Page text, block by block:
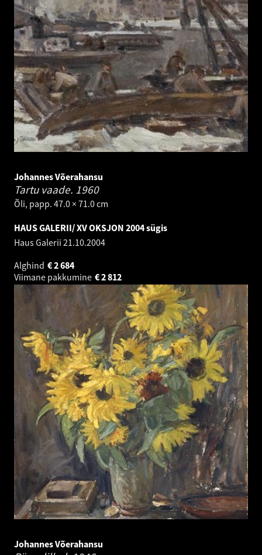
Johannes Võerahansu
Tartu vaade. 1960
Õli, papp. 47.0 × 71.0 cm
HAUS GALERII/ XV OKSJON 2004 sügis
Haus Galerii 21.10.2004
Alghind
2 684
€
Viimane pakkumine
2 812
€
Johannes Võerahansu